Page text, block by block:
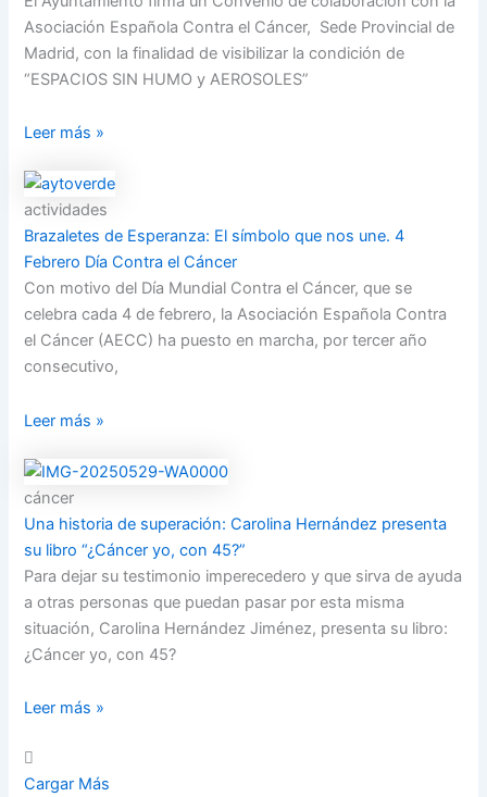
Asociación Española Contra el Cáncer, Sede Provincial de
Madrid, con la finalidad de visibilizar la condición de
“ESPACIOS SIN HUMO y AEROSOLES”
Leer más »
actividades
Brazaletes de Esperanza: El símbolo que nos une. 4
Febrero Día Contra el Cáncer
Con motivo del Día Mundial Contra el Cáncer, que se
celebra cada 4 de febrero, la Asociación Española Contra
el Cáncer (AECC) ha puesto en marcha, por tercer año
consecutivo,
Leer más »
cáncer
Una historia de superación: Carolina Hernández presenta
su libro “¿Cáncer yo, con 45?”
Para dejar su testimonio imperecedero y que sirva de ayuda
a otras personas que puedan pasar por esta misma
situación, Carolina Hernández Jiménez, presenta su libro:
¿Cáncer yo, con 45?
Leer más »
Cargar Más